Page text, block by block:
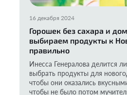
16 декабря 2024
Горошек без сахара и
выбираем продукты к
правильно
Инесса Генералова делится
выбрать продукты для
чтобы они оказались
чтобы не было потом